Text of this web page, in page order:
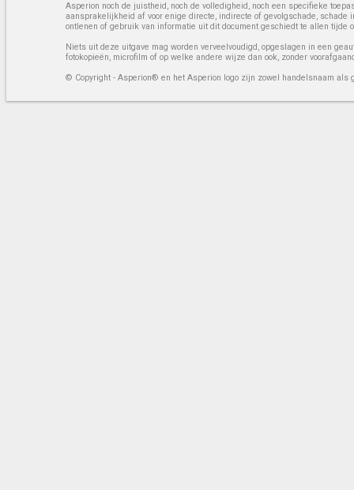
Asperion noch de juistheid, noch de volledigheid, noch een specifieke
aansprakelijkheid af voor enige directe, indirecte of gevolgschade,
ontlenen of gebruik van informatie uit dit document geschiedt te allen tijde
Niets uit deze uitgave mag worden verveelvoudigd, opgeslagen in een
fotokopieën, microfilm of op welke andere wijze dan ook, zonder
© Copyright - Asperion® en het Asperion logo zijn zowel handelsnaam als